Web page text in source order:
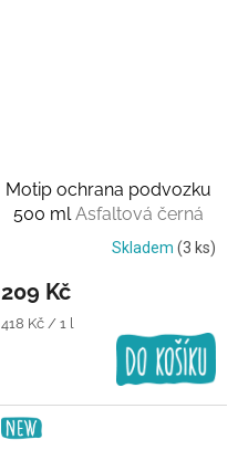
Motip ochrana podvozku
500 mlAsfaltová černá
Skladem (3 ks)
209 Kč
Měrná
418 Kč / 1 l